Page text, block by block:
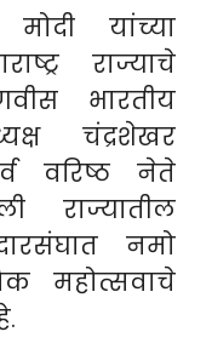
यांच्या
राज्याचे
भारतीय
चंद्रशेखर
वरिष्ठ नेते
राज्यातील
नमो
महोत्सवाचे